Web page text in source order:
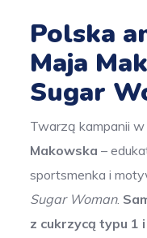
Polska
Maja
Sugar
Twarzą kampanii w
Makowska –
sportsmenka i
Sugar Woman.
z cukrzycą typu 1